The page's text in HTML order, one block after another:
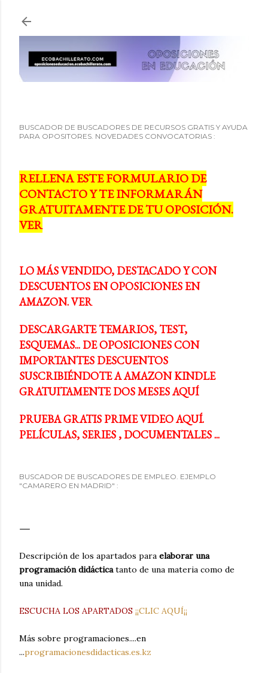
BUSCADOR DE BUSCADORES DE RECURSOS GRATIS Y AYUDA
PARA OPOSITORES. NOVEDADES CONVOCATORIAS :
RELLENA ESTE FORMULARIO DE
CONTACTO Y TE INFORMARÁN
GRATUITAMENTE DE TU OPOSICIÓN.
VER
LO MÁS VENDIDO, DESTACADO Y CON
DESCUENTOS EN OPOSICIONES EN
AMAZON. VER
DESCARGARTE TEMARIOS, TEST,
ESQUEMAS... DE OPOSICIONES CON
IMPORTANTES DESCUENTOS
SUSCRIBIÉNDOTE A AMAZON KINDLE
GRATUITAMENTE DOS MESES AQUÍ
PRUEBA GRATIS PRIME VIDEO AQUÍ.
PELÍCULAS, SERIES , DOCUMENTALES ...
BUSCADOR DE BUSCADORES DE EMPLEO. EJEMPLO
"CAMARERO EN MADRID" :
Descripción de los apartados para elaborar una
programación didácticatanto de una materia como de
una unidad.
ESCUCHA LOS APARTADOS ¡¡CLIC AQUÍ¡¡
Más sobre programaciones....en
...programacionesdidacticas.es.kz